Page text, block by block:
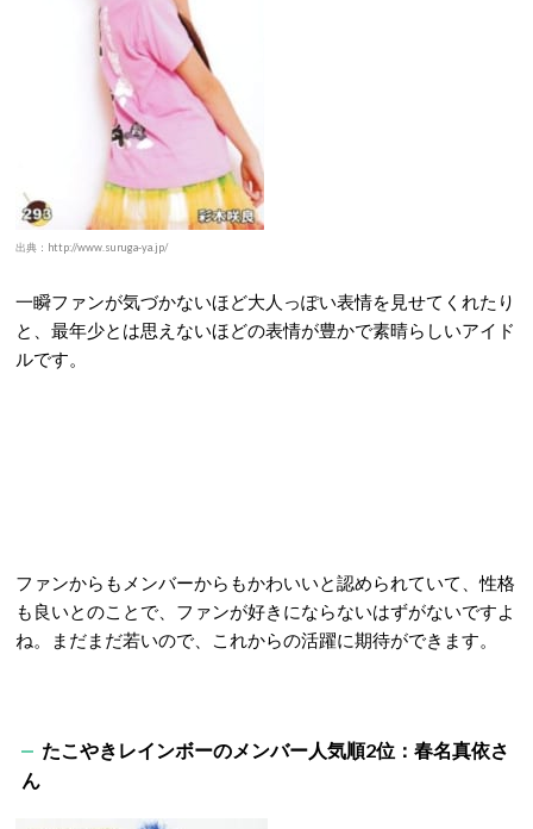
出典：http://www.suruga-ya.jp/
一瞬ファンが気づかないほど大人っぽい表情を見せてくれたり
と、最年少とは思えないほどの表情が豊かで素晴らしいアイド
ルです。
ファンからもメンバーからもかわいいと認められていて、性格
も良いとのことで、ファンが好きにならないはずがないですよ
ね。まだまだ若いので、これからの活躍に期待ができます。
たこやきレインボーのメンバー人気順2位：春名真依さ
ん